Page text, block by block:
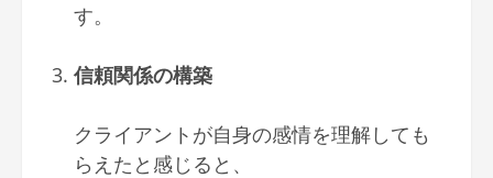
す。
信頼関係の構築
クライアントが自身の感情を理解しても
らえたと感じると、